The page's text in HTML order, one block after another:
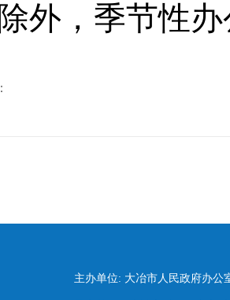
外，季节性
主办单位: 大冶市人民政府办公